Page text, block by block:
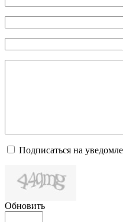
Подписаться на
Обновить